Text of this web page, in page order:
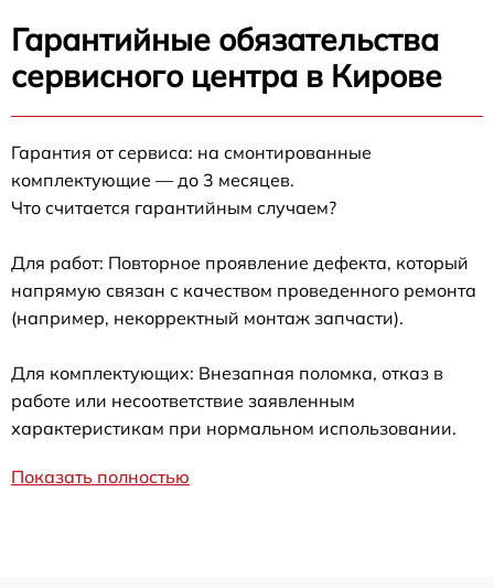
Гарантийные обязательства
сервисного центра в Кирове
Гарантия от сервиса: на смонтированные
комплектующие — до 3 месяцев.
Что считается гарантийным случаем?
Для работ: Повторное проявление дефекта, который
напрямую связан с качеством проведенного ремонта
(например, некорректный монтаж запчасти).
Для комплектующих: Внезапная поломка, отказ в
работе или несоответствие заявленным
характеристикам при нормальном использовании.
Показать полностью